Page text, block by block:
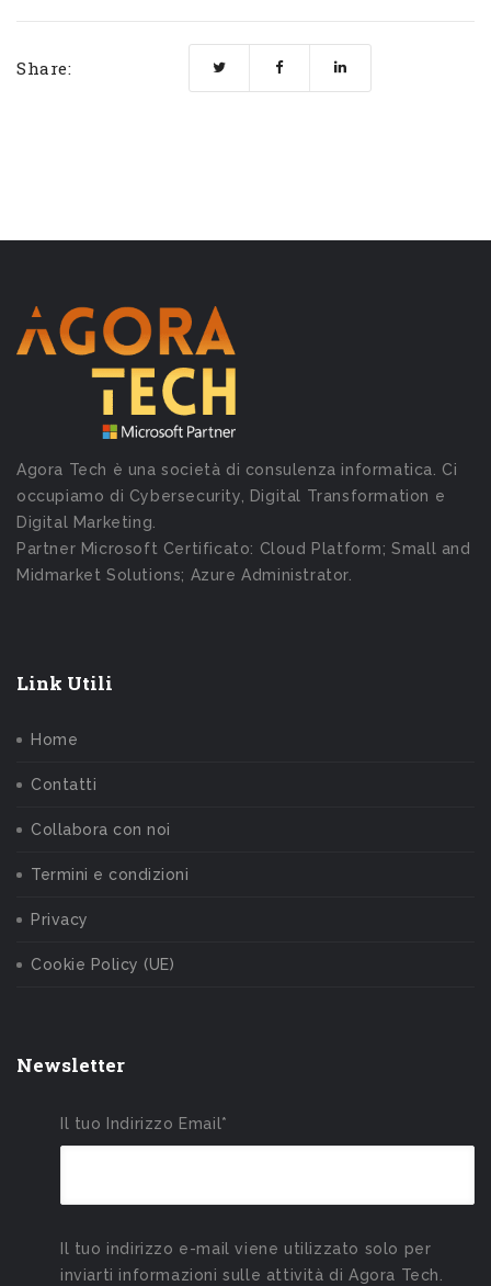
Share:
Agora Tech è una società di consulenza informatica. Ci
occupiamo di Cybersecurity, Digital Transformation e
Digital Marketing.
Partner Microsoft Certificato: Cloud Platform; Small and
Midmarket Solutions; Azure Administrator.
Link Utili
Home
Contatti
Collabora con noi
Termini e condizioni
Privacy
Cookie Policy (UE)
Newsletter
Il tuo Indirizzo Email*
Il tuo indirizzo e-mail viene utilizzato solo per
inviarti informazioni sulle attività di Agora Tech.